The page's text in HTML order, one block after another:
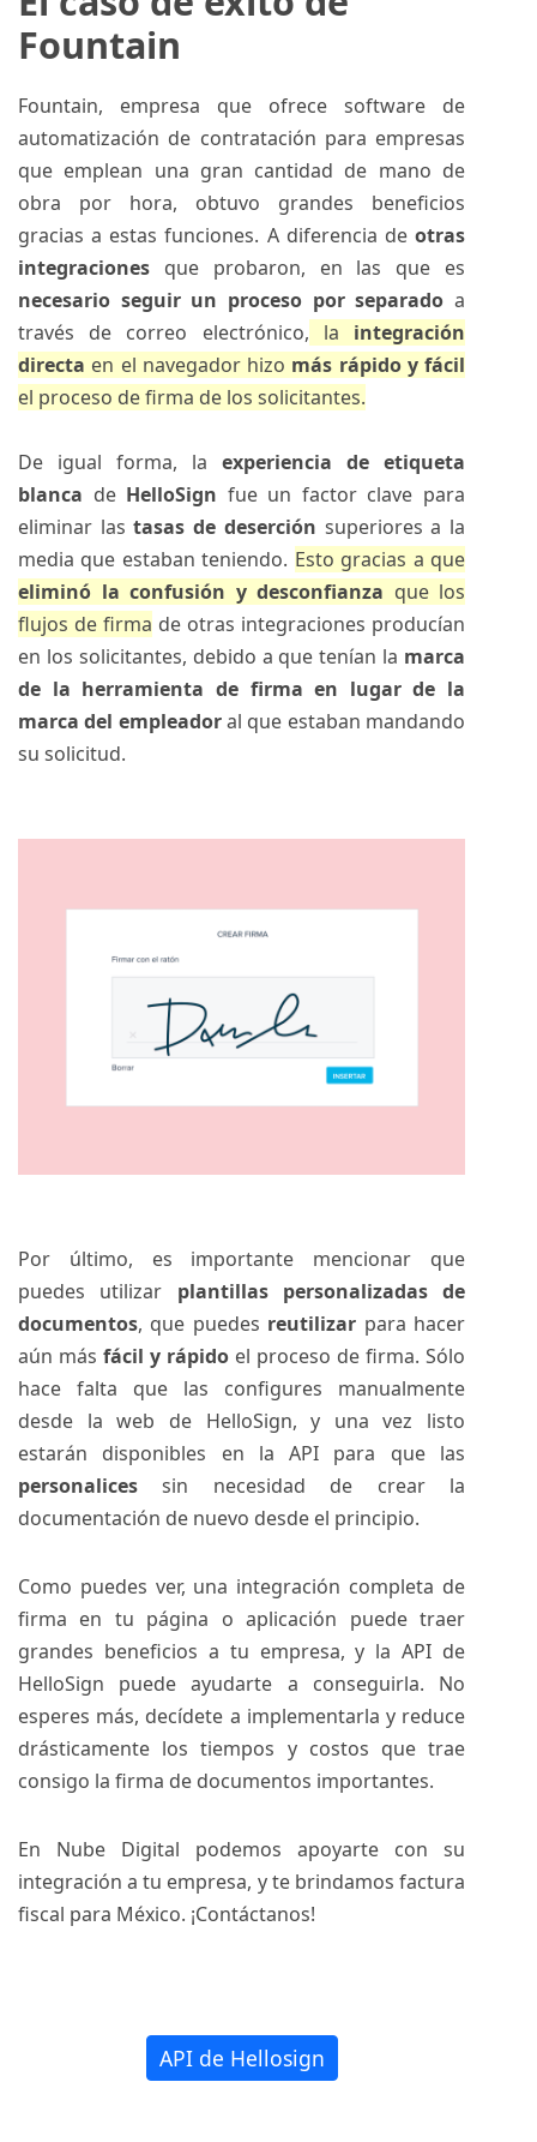
Fountain
Fountain, empresa que ofrece software de
automatización de contratación para empresas
que emplean una gran cantidad de mano de
obra por hora, obtuvo grandes beneficios
gracias a estas funciones. A diferencia de otras
integraciones que probaron, en las que es
necesario seguir un proceso por separado a
través de correo electrónico, la integración
directa en el navegador hizo más rápido y fácil
el proceso de firma de los solicitantes.
De igual forma, la experiencia de etiqueta
blanca de HelloSign fue un factor clave para
eliminar lastasas de deserción superiores a la
media que estaban teniendo. Esto gracias a que
eliminó la confusión y desconfianza que los
flujos de firma de otras integraciones producían
en los solicitantes, debido a que tenían la marca
de la herramienta de firma en lugar de la
marca del empleadoral que estaban mandando
su solicitud.
Por último, es importante mencionar que
puedes utilizar plantillas personalizadas de
documentos, que puedes reutilizar para hacer
aún más fácil y rápido el proceso de firma. Sólo
hace falta que las configures manualmente
desde la web de HelloSign, y una vez listo
estarán disponibles en la API para que las
personalices sin necesidad de crear la
documentación de nuevo desde el principio.
Como puedes ver, una integración completa de
firma en tu página o aplicación puede traer
grandes beneficios a tu empresa, y la API de
HelloSign puede ayudarte a conseguirla. No
esperes más, decídete a implementarla y reduce
drásticamente los tiempos y costos que trae
consigo la firma de documentos importantes.
En Nube Digital podemos apoyarte con su
integración a tu empresa, y te brindamos factura
fiscal para México. ¡Contáctanos!
API de Hellosign